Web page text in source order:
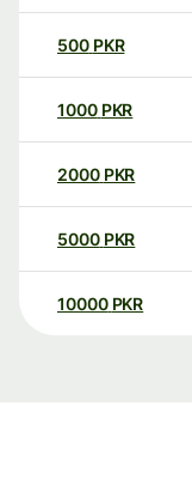
500 PKR
1000 PKR
2000 PKR
5000 PKR
10000 PKR